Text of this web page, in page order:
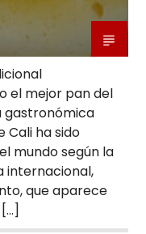
el mejor pan del
gastronómica
ha sido
mundo según la
internacional,
que aparece